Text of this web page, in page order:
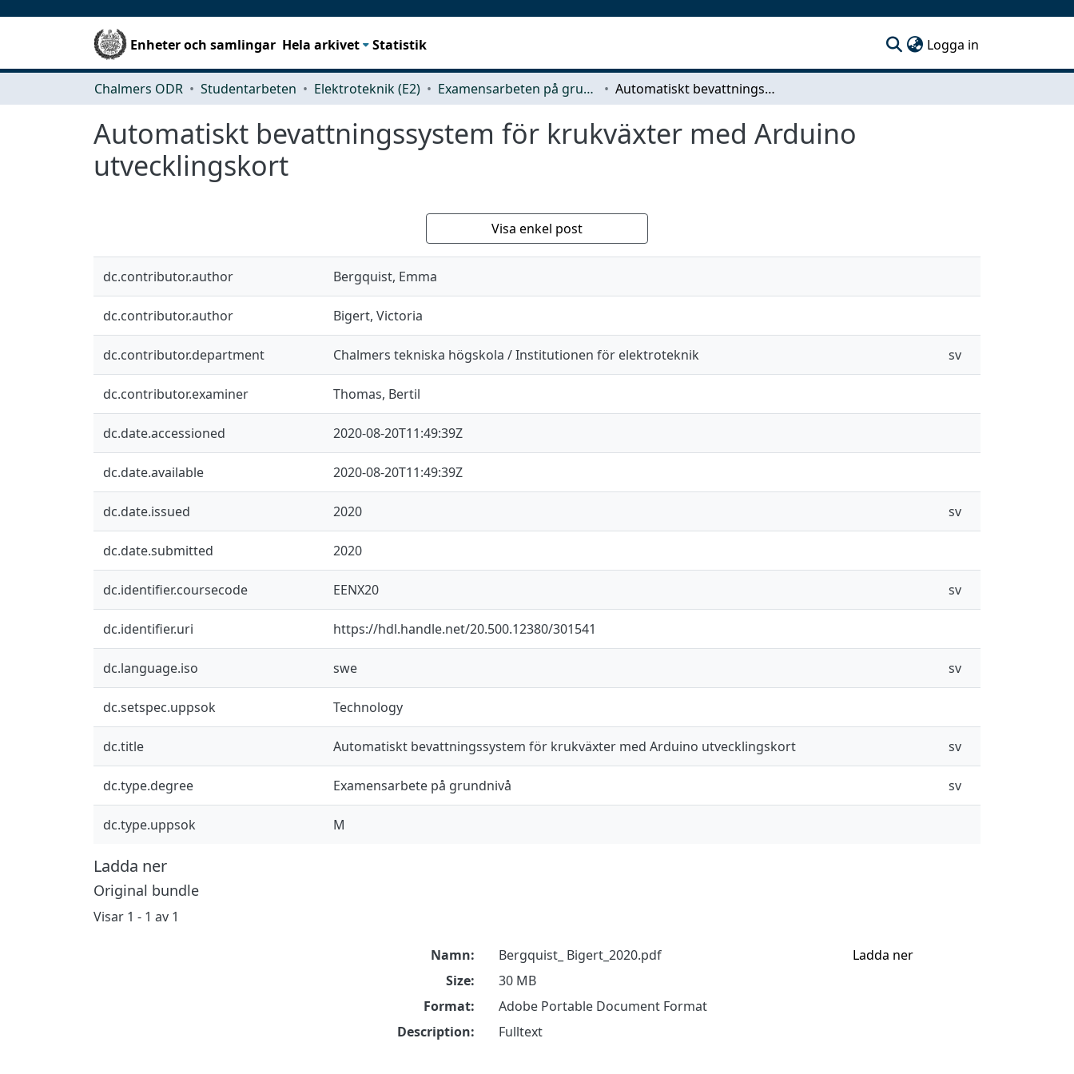
Enheter och samlingar Hela arkivet Statistik Logga in
Chalmers ODR Studentarbeten Elektroteknik (E2) Examensarbeten på grundnivå Automatiskt bevattningssystem för krukväxter med Arduino utvecklingskort
Automatiskt bevattningssystem för krukväxter med Arduino
utvecklingskort
Visa enkel post
dc.contributor.author Bergquist, Emma
dc.contributor.author Bigert, Victoria
dc.contributor.department Chalmers tekniska högskola / Institutionen för elektroteknik sv
dc.contributor.examiner Thomas, Bertil
dc.date.accessioned 2020-08-20T11:49:39Z
dc.date.available 2020-08-20T11:49:39Z
dc.date.issued 2020 sv
dc.date.submitted 2020
dc.identifier.coursecode EENX20 sv
dc.identifier.uri https://hdl.handle.net/20.500.12380/301541
dc.language.iso swe sv
dc.setspec.uppsok Technology
dc.title Automatiskt bevattningssystem för krukväxter med Arduino utvecklingskort sv
dc.type.degree Examensarbete på grundnivå sv
dc.type.uppsok M
Ladda ner
Original bundle
Visar 1 - 1 av 1
Namn:
Bergquist_ Bigert_2020.pdf
Size:
30 MB
Format:
Adobe Portable Document Format
Description:
Fulltext
Ladda ner